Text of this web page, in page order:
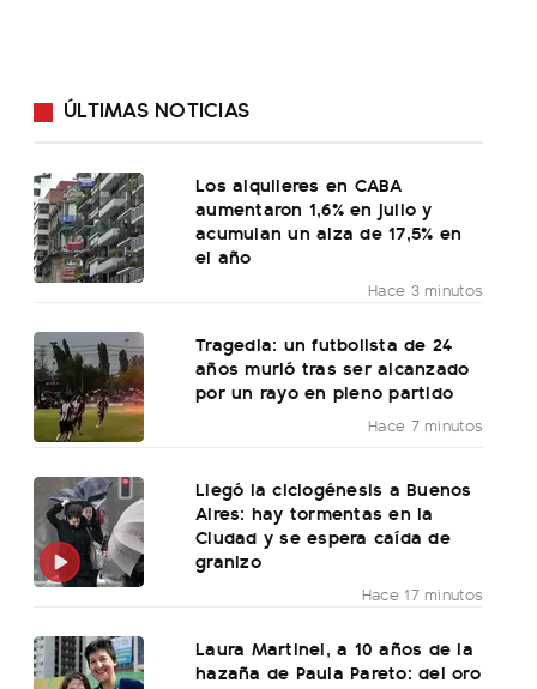
ÚLTIMAS NOTICIAS
Los alquileres en CABA
aumentaron 1,6% en julio y
acumulan un alza de 17,5% en
el año
Hace 3 minutos
Tragedia: un futbolista de 24
años murió tras ser alcanzado
por un rayo en pleno partido
Hace 7 minutos
Llegó la ciclogénesis a Buenos
Aires: hay tormentas en la
Ciudad y se espera caída de
granizo
Hace 17 minutos
Laura Martinel, a 10 años de la
hazaña de Paula Pareto: del oro